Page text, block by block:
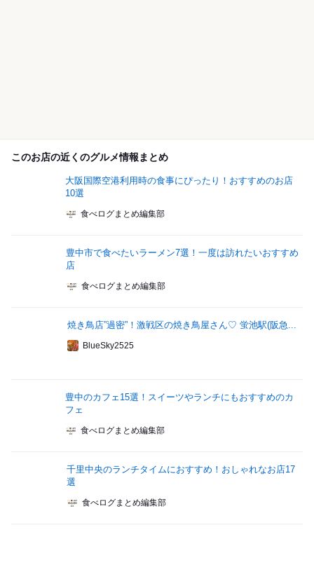
このお店の近くのグルメ情報まとめ
大阪国際空港利用時の食事にぴったり！おすすめのお店
10選
食べログまとめ編集部
豊中市で食べたいラーメン7選！一度は訪れたいおすすめ
店
食べログまとめ編集部
焼き鳥店”過密”！激戦区の焼き鳥屋さん♡ 蛍池駅(阪急...
BlueSky2525
豊中のカフェ15選！スイーツやランチにもおすすめのカ
フェ
食べログまとめ編集部
千里中央のランチタイムにおすすめ！おしゃれなお店17
選
食べログまとめ編集部